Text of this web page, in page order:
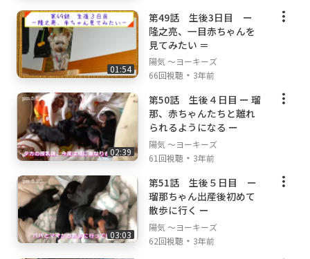
01:54
第49話 生後3日目 ー
隆之亮、一目赤ちゃんを
見てみたい ＝
陽気 ～ヨーキーズ
66回視聴 ・ 3年前
02:39
第50話 生後４日目 ー 瑠
那、赤ちゃんたちと離れ
られるようになる ー
陽気 ～ヨーキーズ
61回視聴 ・ 3年前
03:03
第51話 生後５日目 ー
瑠那ちゃん出産後初めて
散歩に行く ー
陽気 ～ヨーキーズ
62回視聴 ・ 3年前